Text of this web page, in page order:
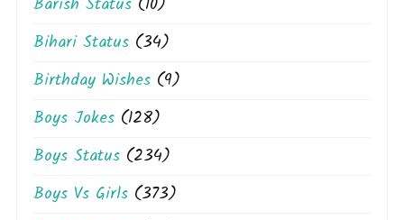
Bihari Status (34)
Birthday Wishes (9)
Boys Jokes (128)
Boys Status (234)
Boys Vs Girls (373)